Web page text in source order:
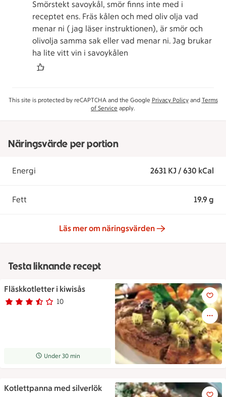
Smörstekt savoykål, smör finns inte med i
receptet ens. Fräs kålen och med oliv olja vad
menar ni ( jag läser instruktionen), är smör och
olivolja samma sak eller vad menar ni. Jag brukar
ha lite vitt vin i savoykålen
This site is protected by reCAPTCHA and the Google Privacy Policyand Terms
of Service apply.
Näringsvärde per portion
Energi 2631 KJ / 630 kCal
Fett 19.9 g
Läs mer om näringsvärden
Testa liknande recept
Fläskkotletter i kiwisås
Betyg 3.5 av 5. 10
10 personer har röstat
Receptet tar Under 30 min att tillaga
Under 30 min
Fläskkotletter i kiwisås
Kotlettpanna med silverlök
Kotlettpanna med silverlök